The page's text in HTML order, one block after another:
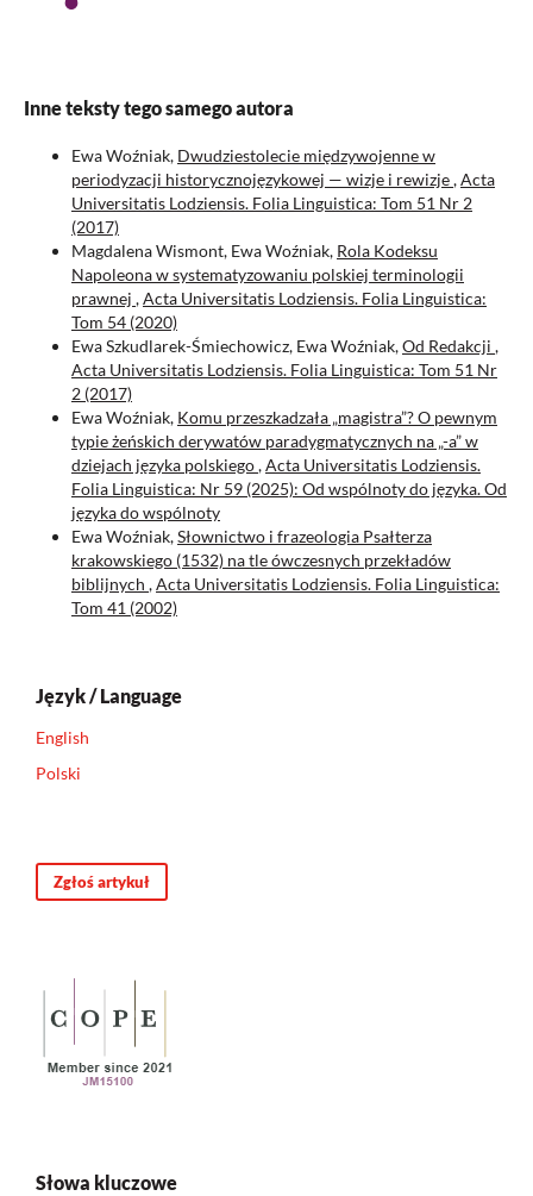
Inne teksty tego samego autora
Ewa Woźniak, Dwudziestolecie międzywojenne w
periodyzacji historycznojęzykowej — wizje i rewizje,Acta
Universitatis Lodziensis. Folia Linguistica: Tom 51 Nr 2
(2017)
Magdalena Wismont, Ewa Woźniak, Rola Kodeksu
Napoleona w systematyzowaniu polskiej terminologii
prawnej ,Acta Universitatis Lodziensis. Folia Linguistica:
Tom 54 (2020)
Ewa Szkudlarek-Śmiechowicz, Ewa Woźniak,Od Redakcji ,
Acta Universitatis Lodziensis. Folia Linguistica: Tom 51 Nr
2 (2017)
Ewa Woźniak, Komu przeszkadzała „magistra”? O pewnym
typie żeńskich derywatów paradygmatycznych na „-a” w
dziejach języka polskiego,Acta Universitatis Lodziensis.
Folia Linguistica: Nr 59 (2025): Od wspólnoty do języka. Od
języka do wspólnoty
Ewa Woźniak,Słownictwo i frazeologia Psałterza
krakowskiego (1532) na tle ówczesnych przekładów
biblijnych ,Acta Universitatis Lodziensis. Folia Linguistica:
Tom 41 (2002)
Język / Language
English
Polski
Zgłoś artykuł
Słowa kluczowe